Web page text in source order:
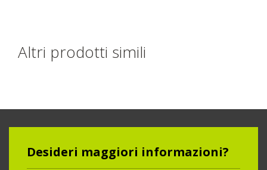
Altri prodotti simili
Desideri maggiori informazioni?